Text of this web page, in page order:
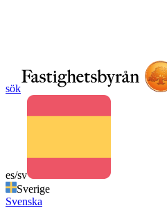
sök
es/sv
Sverige
Svenska